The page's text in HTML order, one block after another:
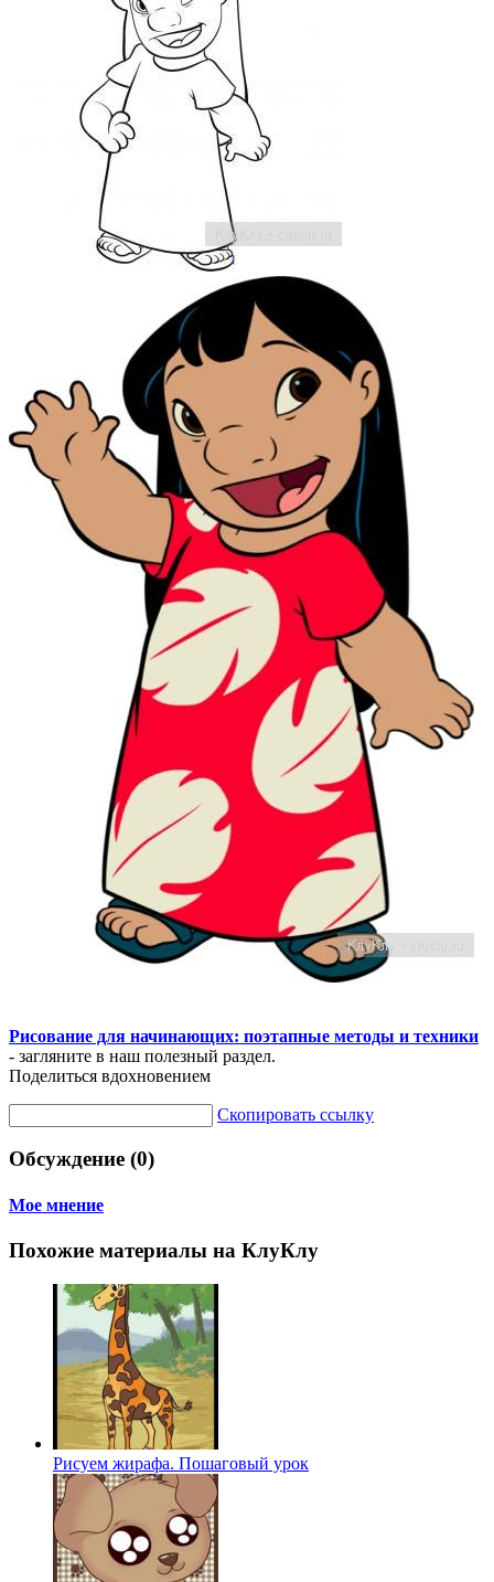
Рисование для начинающих: поэтапные методы и техники
- загляните в наш полезный раздел.
Поделиться вдохновением
Скопировать ссылку
Обсуждение (0)
Мое мнение
Похожие материалы на КлуКлу
Рисуем жирафа. Пошаговый урок